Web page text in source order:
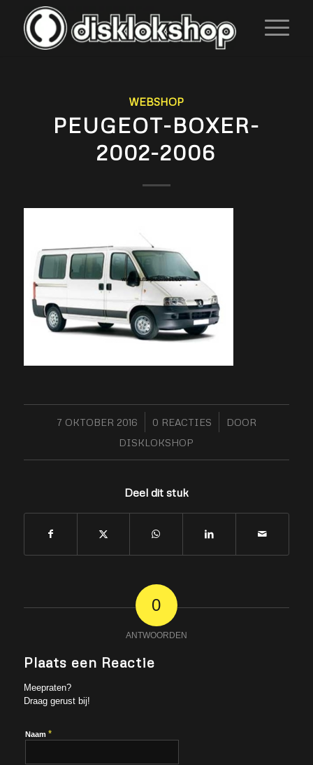
WEBSHOP
PEUGEOT-BOXER-
2002-2006
7 OKTOBER 2016
/ 0 REACTIES
/
DOOR
DISKLOKSHOP
Deel dit stuk
0
ANTWOORDEN
Plaats een Reactie
Meepraten?
Draag gerust bij!
Naam *